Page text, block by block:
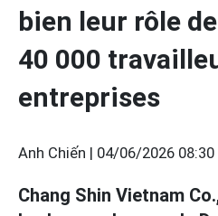
bien leur rôle
40 000
entreprises
Anh Chiến | 04/06/2026 08:30
Chang Shin Vietnam